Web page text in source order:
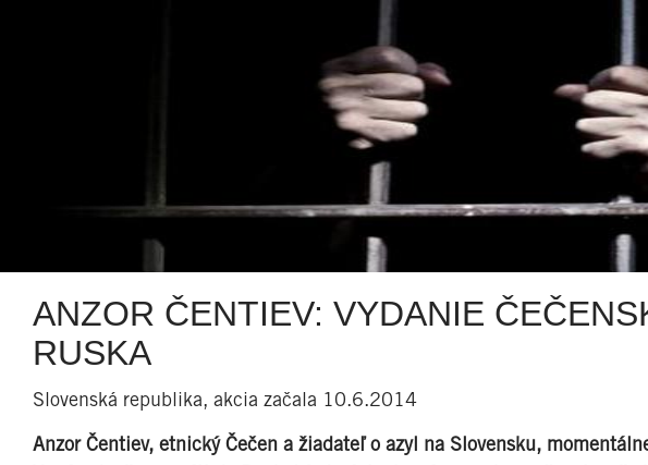
ANZOR ČENTIEV: VYDANIE
RUSKA
Slovenská republika, akcia začala 10.6.2014
Anzor Čentiev, etnický Čečen a žiadateľ o azyl na Slovensku,